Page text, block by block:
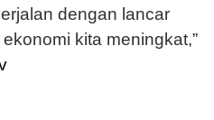
dengan lancar
kita meningkat,”